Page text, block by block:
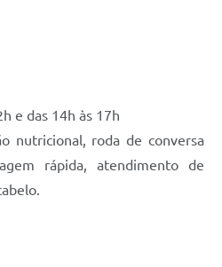
e das 14h às 17h
nutricional, roda de conversa
rápida, atendimento de